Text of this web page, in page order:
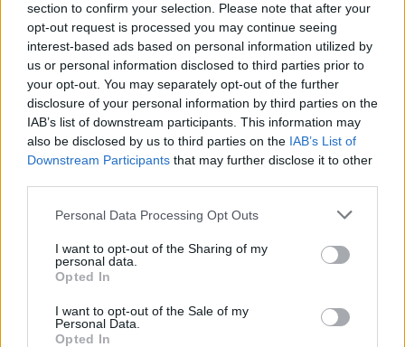
section to confirm your selection. Please note that after your
opt-out request is processed you may continue seeing
interest-based ads based on personal information utilized by
us or personal information disclosed to third parties prior to
your opt-out. You may separately opt-out of the further
disclosure of your personal information by third parties on the
IAB’s list of downstream participants. This information may
also be disclosed by us to third parties on the IAB’s List of
Downstream Participants that may further disclose it to other
Please note that this website/app uses one or more Google
not limited to your visit or usage behaviour. You may click to
grant or deny consent to Google and its third-party tags to
use your data for below specified purposes in below Google
consent section.
Personal Data Processing Opt Outs
I want to opt-out of the Sharing of my
personal data.
Opted In
I want to opt-out of the Sale of my
Personal Data.
Opted In
Cómo medir la productividad por hora
trabajada y por trabajador
ECONOMÍA